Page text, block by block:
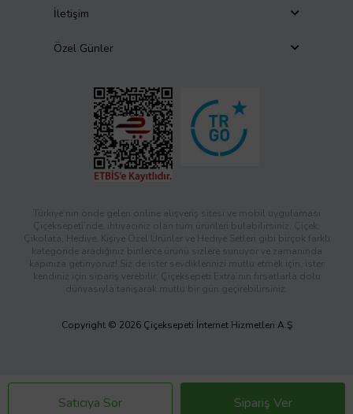
Satıcıya Sor Sipariş Ver
İletişim
Özel Günler
Türkiye’nin önde gelen online alışveriş sitesi ve mobil uygulaması
Çiçeksepeti’nde, ihtiyacınız olan tüm ürünleri bulabilirsiniz. Çiçek,
Çikolata, Hediye, Kişiye Özel Ürünler ve Hediye Setleri gibi birçok farklı
kategoride aradığınız binlerce ürünü sizlere sunuyor ve zamanında
kapınıza getiriyoruz! Siz de ister sevdiklerinizi mutlu etmek için, ister
kendiniz için sipariş verebilir; Çiçeksepeti Extra’nın fırsatlarla dolu
dünyasıyla tanışarak mutlu bir gün geçirebilirsiniz.
Copyright © 2026 Çiçeksepeti İnternet Hizmetleri A.Ş